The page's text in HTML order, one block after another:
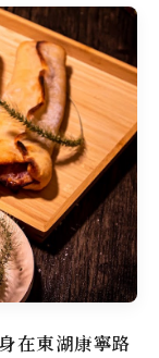
在東湖康寧路